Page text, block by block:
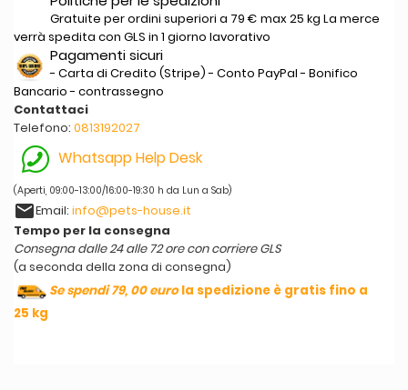
Gratuite per ordini superiori a 79 € max 25 kg La merce
verrà spedita con GLS in 1 giorno lavorativo
Pagamenti sicuri
- Carta di Credito (Stripe) - Conto PayPal - Bonifico
Bancario - contrassegno
Contattaci
Telefono: 0813192027
Whatsapp Help Desk
(Aperti, 09:00-13:00/16:00-19:30 h da Lun a Sab)
emailEmail: info@pets-house.it
Tempo per la consegna
Consegna dalle 24 alle 72 ore con corriere GLS
(a seconda della zona di consegna)
Se spendi 79, 00 eurola spedizione è gratis fino a
25 kg